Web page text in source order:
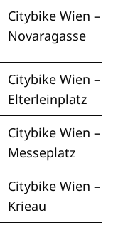
Citybike Wien –
Novaragasse
Citybike Wien –
Elterleinplatz
Citybike Wien –
Messeplatz
Citybike Wien –
Krieau